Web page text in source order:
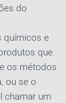
do
químicos e
que
os métodos
ou se o
chamar um